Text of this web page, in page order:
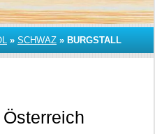
» SCHWAZ » BURGSTALL